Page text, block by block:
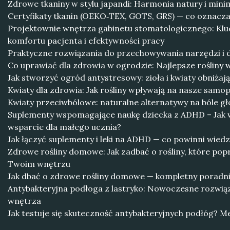
Zdrowe tkaniny w stylu japandi: Harmonia natury i
Certyfikaty tkanin (OEKO‑TEX, GOTS, GRS) — co
Projektownie wnętrza gabinetu stomatologicznego:
komfortu pacjenta i efektywności pracy
Praktyczne rozwiązania do przechowywania narzędzi i
Co uprawiać dla zdrowia w ogrodzie: Najlepsze rośliny
Jak stworzyć ogród antystresowy: zioła i kwiaty
Kwiaty dla zdrowia: Jak rośliny wpływają na nasze
Kwiaty przeciwbólowe: naturalne alternatywy na bóle
Suplementy wspomagające naukę dziecka z ADHD –
wsparcie dla małego ucznia?
Jak łączyć suplementy i leki na ADHD — co powinni
Zdrowe rośliny domowe: Jak zadbać o rośliny, które
Twoim wnętrzu
Jak dbać o zdrowe rośliny domowe — kompletny
Antybakteryjna podłoga z lastryko: Nowoczesne
wnętrza
Jak testuje się skuteczność antybakteryjnych podłóg?